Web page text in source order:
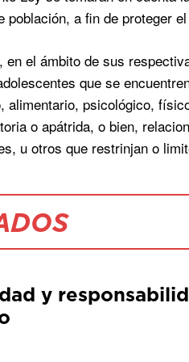
a fin de proteger
el ámbito de sus
que se
psicológico,
o apátrida, o bien,
u otros que restrinjan o
y